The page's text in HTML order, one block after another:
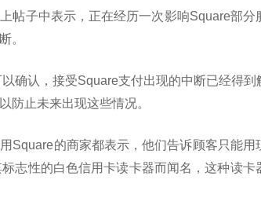
帖子中表示，正在经历一次影响Square部分
。
确认，接受Square支付出现的中断已经得
防止未来出现这些情况。
Square的商家都表示，他们告诉顾客只能用
志性的白色信用卡读卡器而闻名，这种读